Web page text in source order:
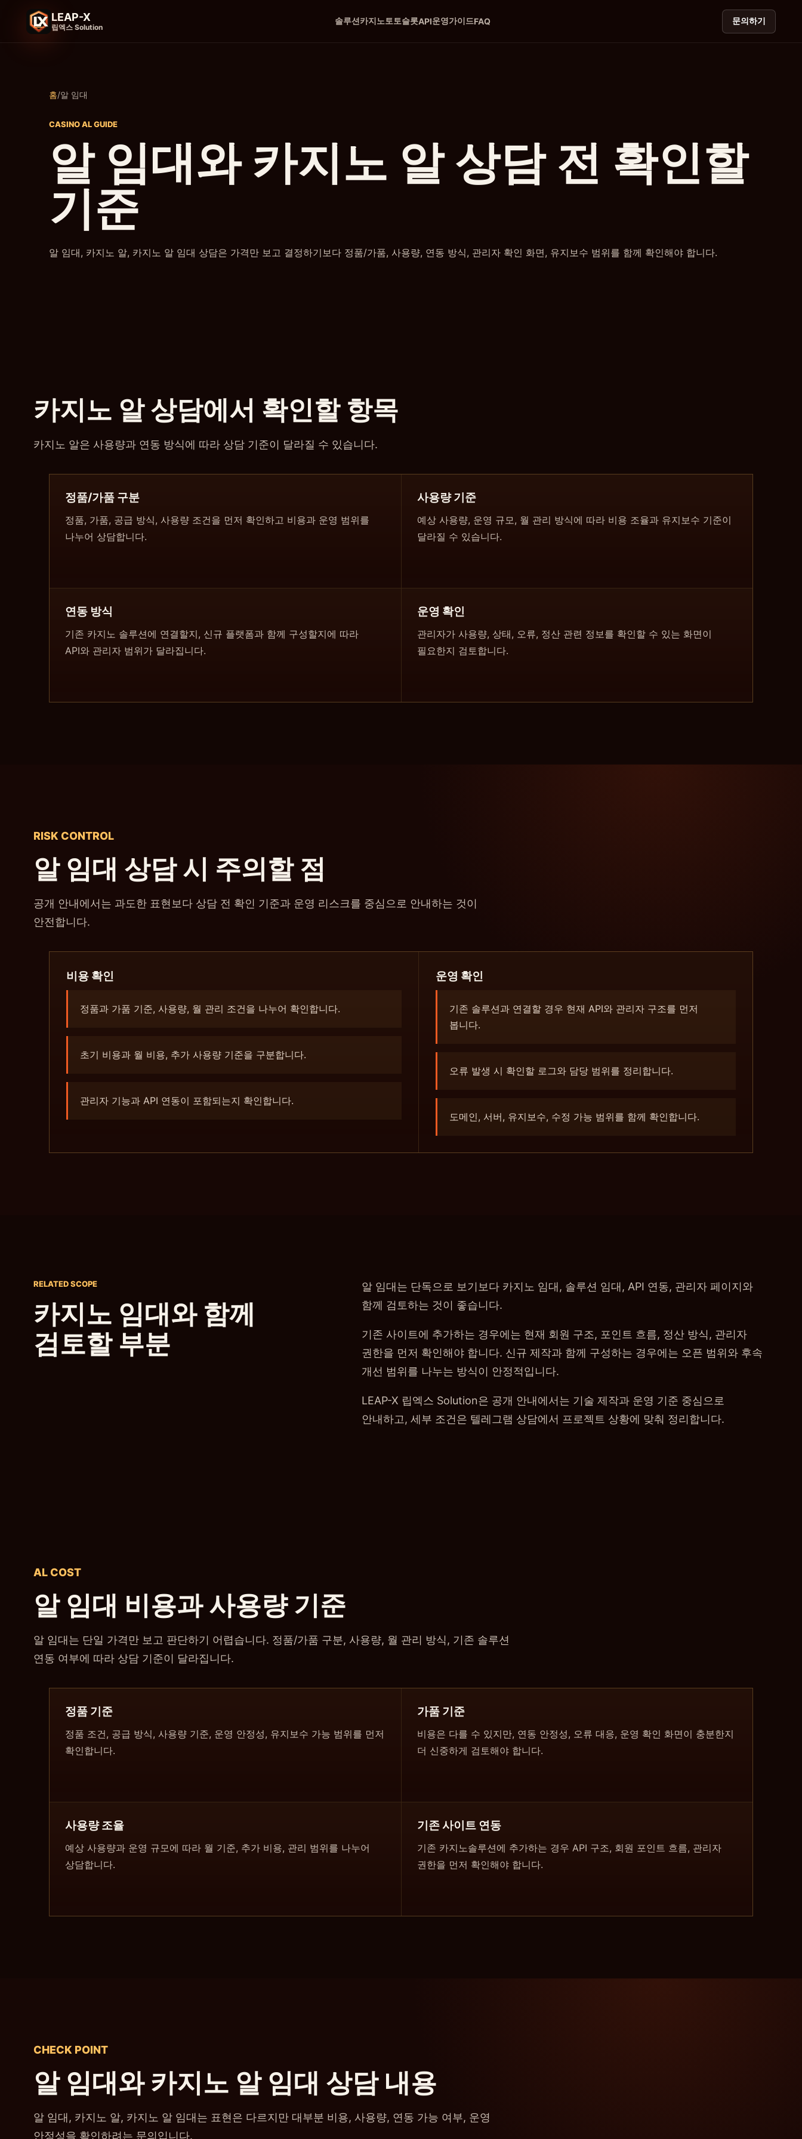
LEAP-X
립엑스 Solution
솔루션카지노토토슬롯API운영가이드FAQ 문의하기
홈/알 임대
CASINO AL GUIDE
알 임대와 카지노 알 상담 전 확인할
기준
알 임대, 카지노 알, 카지노 알 임대 상담은 가격만 보고 결정하기보다 정품/가품, 사용량, 연동 방식, 관리자 확인 화면, 유지보수 범위를 함께 확인해야 합니다.
카지노 알 상담에서 확인할 항목
카지노 알은 사용량과 연동 방식에 따라 상담 기준이 달라질 수 있습니다.
정품/가품 구분
정품, 가품, 공급 방식, 사용량 조건을 먼저 확인하고 비용과 운영 범위를
나누어 상담합니다.
사용량 기준
예상 사용량, 운영 규모, 월 관리 방식에 따라 비용 조율과 유지보수 기준이
달라질 수 있습니다.
연동 방식
기존 카지노 솔루션에 연결할지, 신규 플랫폼과 함께 구성할지에 따라
API와 관리자 범위가 달라집니다.
운영 확인
관리자가 사용량, 상태, 오류, 정산 관련 정보를 확인할 수 있는 화면이
필요한지 검토합니다.
RISK CONTROL
알 임대 상담 시 주의할 점
공개 안내에서는 과도한 표현보다 상담 전 확인 기준과 운영 리스크를 중심으로 안내하는 것이
안전합니다.
비용 확인
정품과 가품 기준, 사용량, 월 관리 조건을 나누어 확인합니다.
초기 비용과 월 비용, 추가 사용량 기준을 구분합니다.
관리자 기능과 API 연동이 포함되는지 확인합니다.
운영 확인
기존 솔루션과 연결할 경우 현재 API와 관리자 구조를 먼저
봅니다.
오류 발생 시 확인할 로그와 담당 범위를 정리합니다.
도메인, 서버, 유지보수, 수정 가능 범위를 함께 확인합니다.
RELATED SCOPE
카지노 임대와 함께
검토할 부분
알 임대는 단독으로 보기보다 카지노 임대, 솔루션 임대, API 연동, 관리자 페이지와
함께 검토하는 것이 좋습니다.
기존 사이트에 추가하는 경우에는 현재 회원 구조, 포인트 흐름, 정산 방식, 관리자
권한을 먼저 확인해야 합니다. 신규 제작과 함께 구성하는 경우에는 오픈 범위와 후속
개선 범위를 나누는 방식이 안정적입니다.
LEAP-X 립엑스 Solution은 공개 안내에서는 기술 제작과 운영 기준 중심으로
안내하고, 세부 조건은 텔레그램 상담에서 프로젝트 상황에 맞춰 정리합니다.
AL COST
알 임대 비용과 사용량 기준
알 임대는 단일 가격만 보고 판단하기 어렵습니다. 정품/가품 구분, 사용량, 월 관리 방식, 기존 솔루션
연동 여부에 따라 상담 기준이 달라집니다.
정품 기준
정품 조건, 공급 방식, 사용량 기준, 운영 안정성, 유지보수 가능 범위를 먼저
확인합니다.
가품 기준
비용은 다를 수 있지만, 연동 안정성, 오류 대응, 운영 확인 화면이 충분한지
더 신중하게 검토해야 합니다.
사용량 조율
예상 사용량과 운영 규모에 따라 월 기준, 추가 비용, 관리 범위를 나누어
상담합니다.
기존 사이트 연동
기존 카지노솔루션에 추가하는 경우 API 구조, 회원 포인트 흐름, 관리자
권한을 먼저 확인해야 합니다.
CHECK POINT
알 임대와 카지노 알 임대 상담 내용
알 임대, 카지노 알, 카지노 알 임대는 표현은 다르지만 대부분 비용, 사용량, 연동 가능 여부, 운영
안정성을 확인하려는 문의입니다.